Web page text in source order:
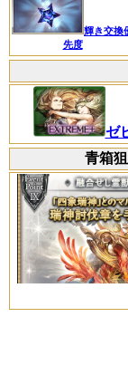
輝き交換
先度
ゼ
青箱